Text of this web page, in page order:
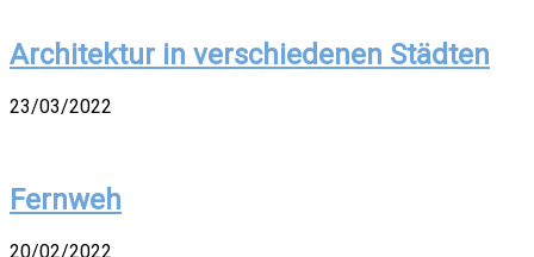
Architektur in verschiedenen Städten
23/03/2022
Fernweh
20/02/2022